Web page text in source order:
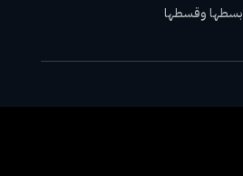
بسطها وقسطها